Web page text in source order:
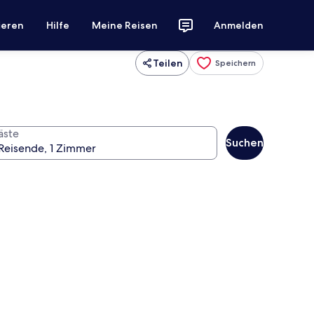
Hilfe Meine Reisen Anmelden
Teilen Speichern
Suchen